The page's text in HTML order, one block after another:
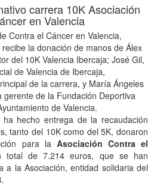
carrera 10K Asociación
en Valencia
Contra el Cáncer en Valencia,
la donación de manos de Álex
del 10K Valencia Ibercaja; José Gil,
de Valencia de Ibercaja,
de la carrera, y María Ángeles
gerente de la Fundación Deportiva
de Valencia.
ha hecho entrega de la recaudación
tanto del 10K como del 5K, donaron
para la Asociación Contra el
total de 7.214 euros, que se han
a la Asociación, entidad solidaria del